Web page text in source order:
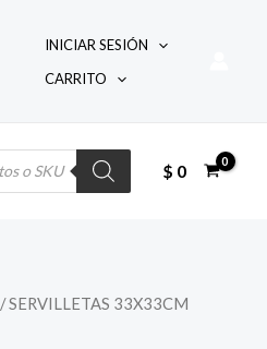
INICIAR SESIÓN
CARRITO
$ 0
/ SERVILLETAS 33X33CM